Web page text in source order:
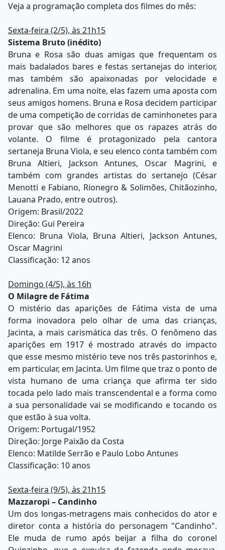
Veja a programação completa dos filmes do mês:
Sexta-feira (2/5), às 21h15
Sistema Bruto (inédito)
Bruna e Rosa são duas amigas que frequentam os
mais badalados bares e festas sertanejas do interior,
mas também são apaixonadas por velocidade e
adrenalina. Em uma noite, elas fazem uma aposta com
seus amigos homens. Bruna e Rosa decidem participar
de uma competição de corridas de caminhonetes para
provar que são melhores que os rapazes atrás do
volante. O filme é protagonizado pela cantora
sertaneja Bruna Viola, e seu elenco conta também com
Bruna Altieri, Jackson Antunes, Oscar Magrini, e
também com grandes artistas do sertanejo (César
Menotti e Fabiano, Rionegro & Solimões, Chitãozinho,
Lauana Prado, entre outros).
Origem: Brasil/2022
Direção: Gui Pereira
Elenco: Bruna Viola, Bruna Altieri, Jackson Antunes,
Oscar Magrini
Classificação: 12 anos
Domingo (4/5), às 16h
O Milagre de Fátima
O mistério das aparições de Fátima vista de uma
forma inovadora pelo olhar de uma das crianças,
Jacinta, a mais carismática das três. O fenômeno das
aparições em 1917 é mostrado através do impacto
que esse mesmo mistério teve nos três pastorinhos e,
em particular, em Jacinta. Um filme que traz o ponto de
vista humano de uma criança que afirma ter sido
tocada pelo lado mais transcendental e a forma como
a sua personalidade vai se modificando e tocando os
que estão à sua volta.
Origem: Portugal/1952
Direção: Jorge Paixão da Costa
Elenco: Matilde Serrão e Paulo Lobo Antunes
Classificação: 10 anos
Sexta-feira (9/5), às 21h15
Mazzaropi – Candinho
Um dos longas-metragens mais conhecidos do ator e
diretor conta a história do personagem "Candinho".
Ele muda de rumo após beijar a filha do coronel